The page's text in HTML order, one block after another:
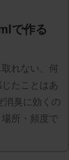
で作る
れない、何
たことはあ
消臭に効くの
所・頻度で